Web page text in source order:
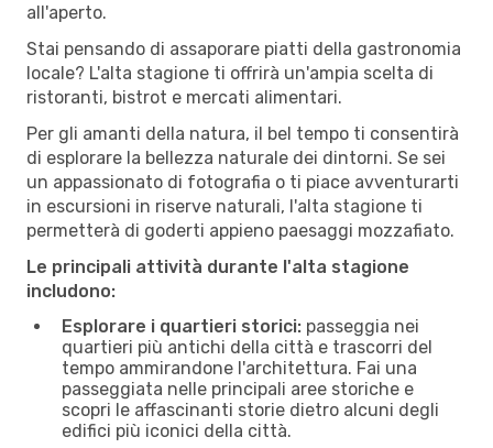
all'aperto.
Stai pensando di assaporare piatti della gastronomia
locale? L'alta stagione ti offrirà un'ampia scelta di
ristoranti, bistrot e mercati alimentari.
Per gli amanti della natura, il bel tempo ti consentirà
di esplorare la bellezza naturale dei dintorni. Se sei
un appassionato di fotografia o ti piace avventurarti
in escursioni in riserve naturali, l'alta stagione ti
permetterà di goderti appieno paesaggi mozzafiato.
Le principali attività durante l'alta stagione
includono:
Esplorare i quartieri storici: passeggia nei
quartieri più antichi della città e trascorri del
tempo ammirandone l'architettura. Fai una
passeggiata nelle principali aree storiche e
scopri le affascinanti storie dietro alcuni degli
edifici più iconici della città.